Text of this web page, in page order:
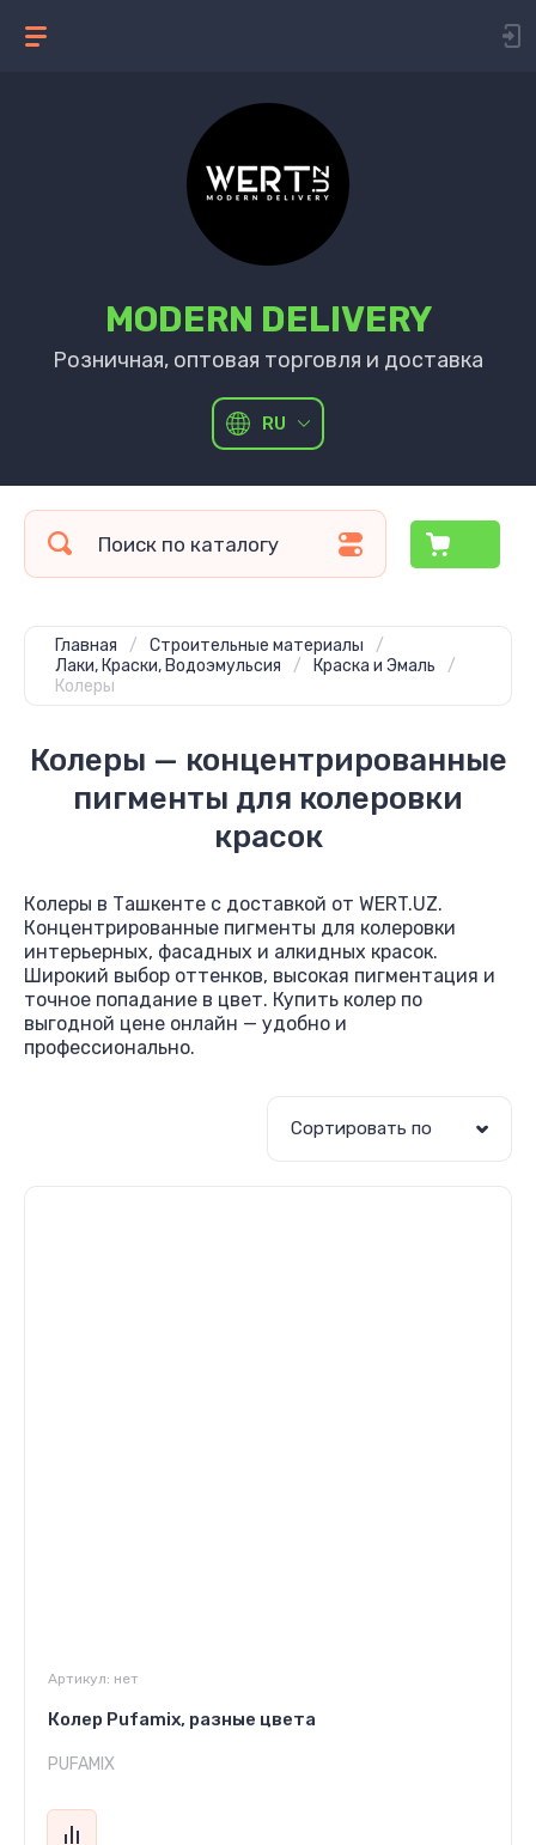
MODERN DELIVERY
Розничная, оптовая торговля и доставка
RU
Главная / Строительные материалы
/
Лаки, Краски, Водоэмульсия
/ Краска и Эмаль
/
Колеры
Колеры — концентрированные
пигменты для колеровки
красок
Колеры в Ташкенте с доставкой от WERT.UZ.
Концентрированные пигменты для колеровки
интерьерных, фасадных и алкидных красок.
Широкий выбор оттенков, высокая пигментация и
точное попадание в цвет. Купить колер по
выгодной цене онлайн — удобно и
профессионально.
Сортировать по
Артикул: нет
Колер Pufamix, разные цвета
PUFAMIX